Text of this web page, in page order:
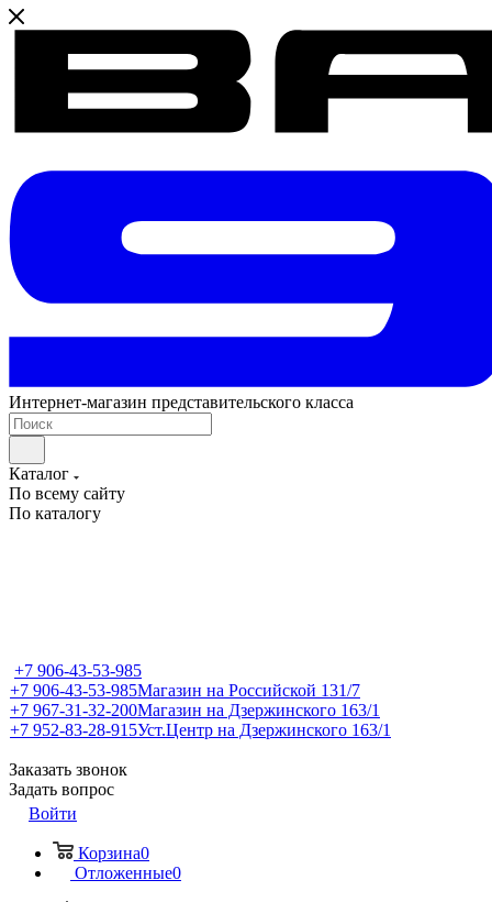
Интернет-магазин представительского класса
Каталог
По всему сайту
По каталогу
+7 906-43-53-985
+7 906-43-53-985Магазин на Российской 131/7
+7 967-31-32-200Магазин на Дзержинского 163/1
+7 952-83-28-915Уст.Центр на Дзержинского 163/1
Заказать звонок
Задать вопрос
Войти
Корзина0
Отложенные0